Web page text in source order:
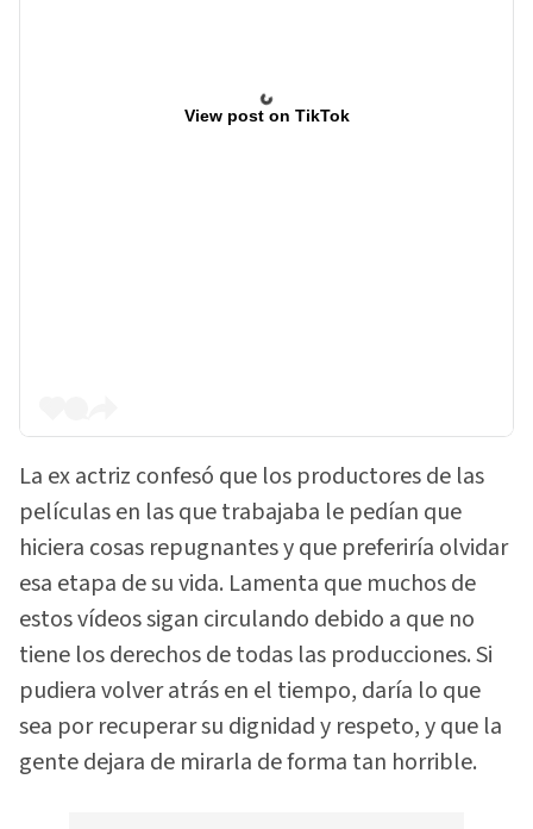
View post on TikTok
La ex actriz confesó que los productores de las
películas en las que trabajaba le pedían que
hiciera cosas repugnantes y que preferiría olvidar
esa etapa de su vida. Lamenta que muchos de
estos vídeos sigan circulando debido a que no
tiene los derechos de todas las producciones. Si
pudiera volver atrás en el tiempo, daría lo que
sea por recuperar su dignidad y respeto, y que la
gente dejara de mirarla de forma tan horrible.